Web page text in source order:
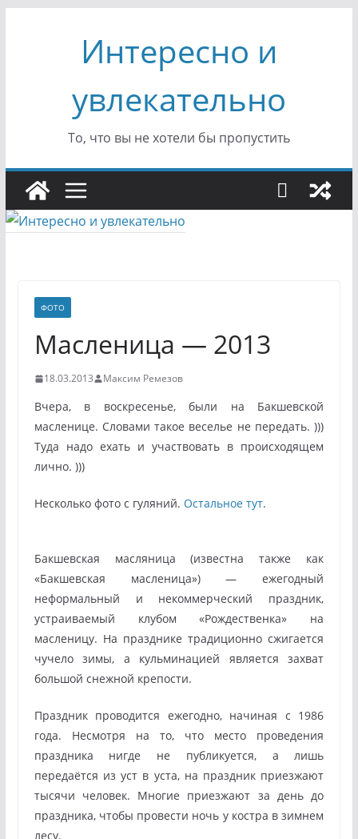
содержимомуИнтересно и
увлекательно
То, что вы не хотели бы пропустить
ФОТО
Масленица — 2013
18.03.2013 Максим Ремезов
Вчера, в воскресенье, были на Бакшевской
масленице. Словами такое веселье не передать. )))
Туда надо ехать и участвовать в происходящем
лично. )))
Несколько фото с гуляний. Остальное тут.
Бакшевская масляница (известна также как
«Бакшевская масленица») — ежегодный
неформальный и некоммерческий праздник,
устраиваемый клубом «Рождественка» на
масленицу. На празднике традиционно сжигается
чучело зимы, а кульминацией является захват
большой снежной крепости.
Праздник проводится ежегодно, начиная с 1986
года. Несмотря на то, что место проведения
праздника нигде не публикуется, а лишь
передаётся из уст в уста, на праздник приезжают
тысячи человек. Многие приезжают за день до
праздника, чтобы провести ночь у костра в зимнем
лесу.